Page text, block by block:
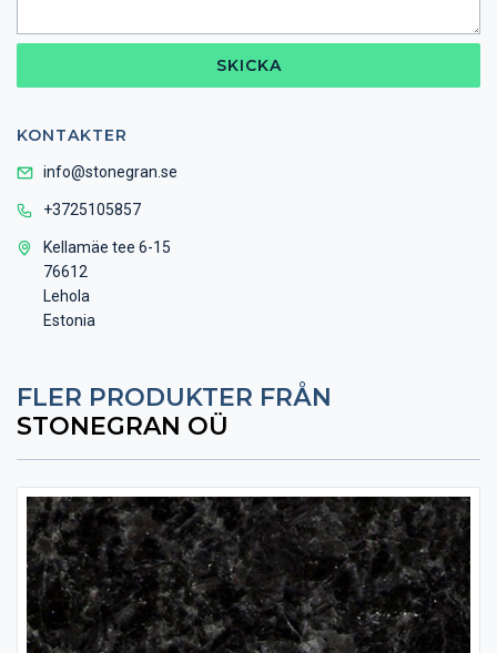
SKICKA
KONTAKTER
info@stonegran.se
+3725105857
Kellamäe tee 6-15
76612
Lehola
Estonia
FLER PRODUKTER FRÅN
STONEGRAN OÜ